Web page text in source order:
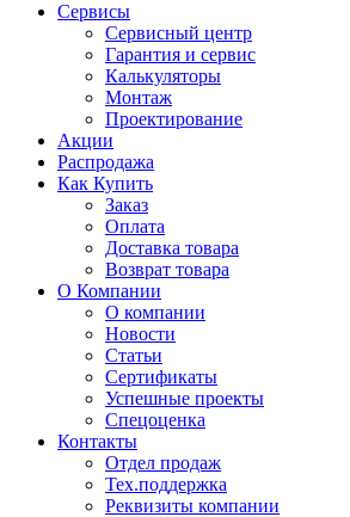
Сервисы
Сервисный центр
Гарантия и сервис
Калькуляторы
Монтаж
Проектирование
Акции
Распродажа
Как Купить
Заказ
Оплата
Доставка товара
Возврат товара
О Компании
О компании
Новости
Статьи
Сертификаты
Успешные проекты
Спецоценка
Контакты
Отдел продаж
Тех.поддержка
Реквизиты компании